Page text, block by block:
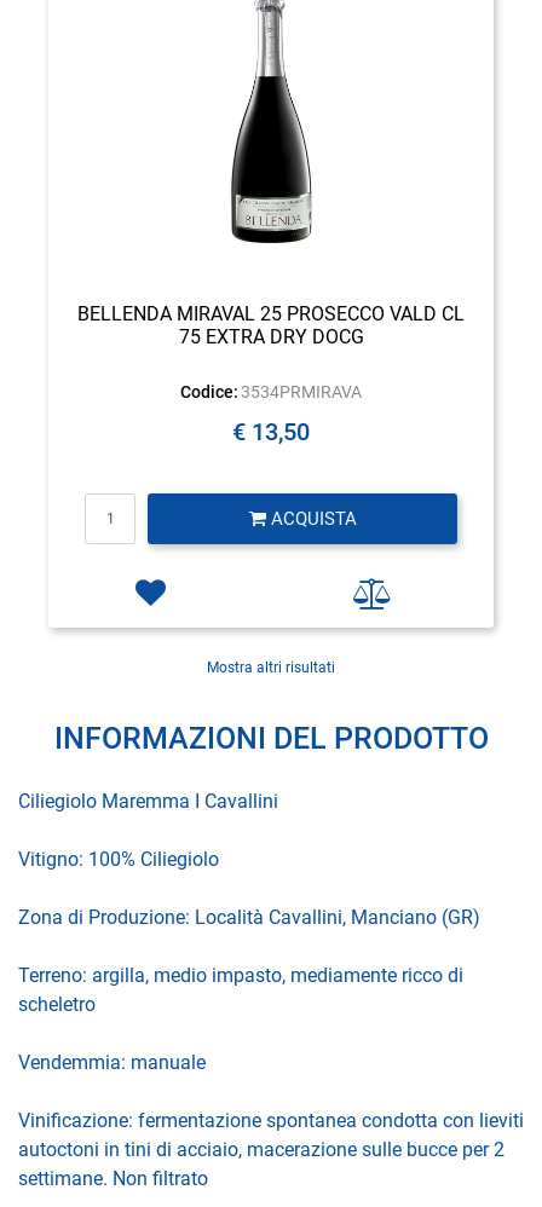
BELLENDA MIRAVAL 25 PROSECCO VALD CL
75 EXTRA DRY DOCG
Codice: 3534PRMIRAVA
€ 13,50
ACQUISTA
Mostra altri risultati
INFORMAZIONI DEL PRODOTTO
Ciliegiolo Maremma I Cavallini
Vitigno: 100% Ciliegiolo
Zona di Produzione: Località Cavallini, Manciano (GR)
Terreno: argilla, medio impasto, mediamente ricco di
scheletro
Vendemmia: manuale
Vinificazione: fermentazione spontanea condotta con lieviti
autoctoni in tini di acciaio, macerazione sulle bucce per 2
settimane. Non filtrato